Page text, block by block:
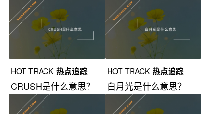
HOT TRACK 热点追踪
CRUSH是什么意思？
HOT TRACK 热点追踪
白月光是什么意思？